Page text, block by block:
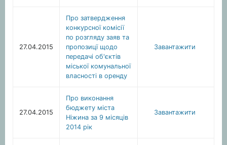
27.04.2015
Про затвердження
конкурсної комісії
по розгляду заяв та
пропозицї щодо
передачі об'єктів
міської комунальної
власності в оренду
Завантажити
27.04.2015
Про виконання
бюджету міста
Ніжина за 9 місяців
2014 рік
Завантажити